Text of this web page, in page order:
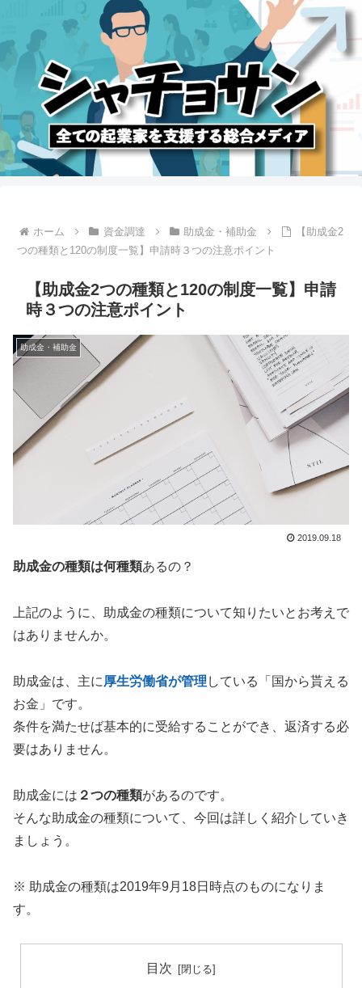
ホーム 資金調達 助成金・補助金
【助成金2
つの種類と120の制度一覧】申請時３つの注意ポイント
【助成金2つの種類と120の制度一覧】申請
時３つの注意ポイント
助成金・補助金
2019.09.18
助成金の種類は何種類あるの？
上記のように、助成金の種類について知りたいとお考えで
はありませんか。
助成金は、主に厚生労働省が管理 している「国から貰える
お金」です。
条件を満たせば基本的に受給することができ、返済する必
要はありません。
助成金には ２つの種類があるのです。
そんな助成金の種類について、今回は詳しく紹介していき
ましょう。
※ 助成金の種類は2019年9月18日時点のものになりま
す。
目次